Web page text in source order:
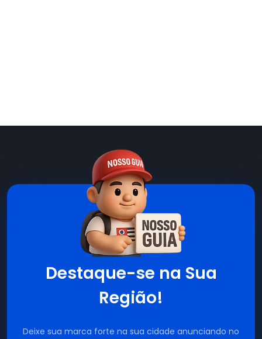
Destaque-se na Sua
Região!
Deixe sua marca forte na sua cidade anunciando no